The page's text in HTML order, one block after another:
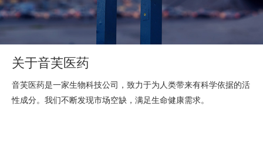
关于音芙医药
音芙医药是一家生物科技公司，致力于为人类带来有科学依据的活
性成分。我们不断发现市场空缺，满足生命健康需求。